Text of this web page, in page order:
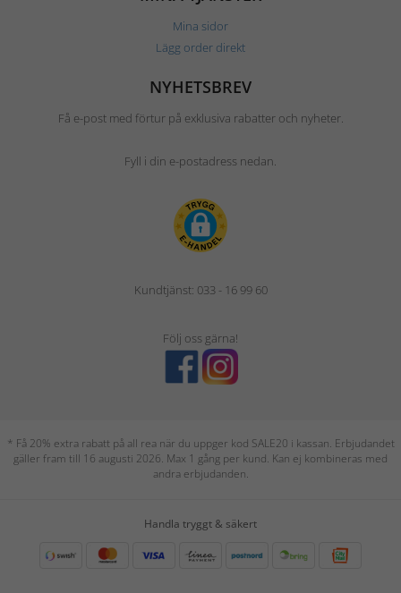
Mina sidor
Lägg order direkt
NYHETSBREV
Få e-post med förtur på exklusiva rabatter och nyheter.
Fyll i din e-postadress nedan.
Kundtjänst: 033 - 16 99 60
Följ oss gärna!
* Få 20% extra rabatt på all rea när du uppger kod SALE20 i kassan. Erbjudandet
gäller fram till 16 augusti 2026. Max 1 gång per kund. Kan ej kombineras med
andra erbjudanden.
Handla tryggt & säkert